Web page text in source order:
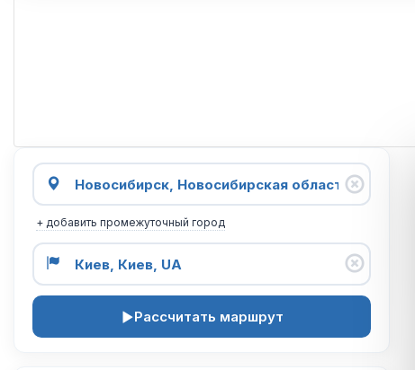
+ добавить промежуточный город
Рассчитать маршрут